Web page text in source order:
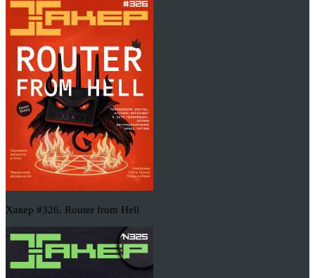
Хакер #326. Router from Hell